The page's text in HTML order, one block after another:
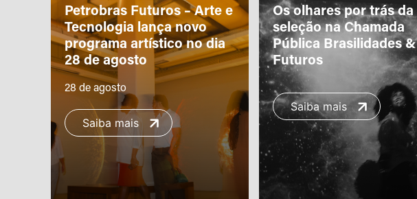
Petrobras Futuros – Arte e
Tecnologia lança novo
programa artístico no dia
28 de agosto
28 de agosto
Saiba mais
Os olhares por trás da
seleção na Chamada
Pública Brasilidades &
Futuros
Saiba mais